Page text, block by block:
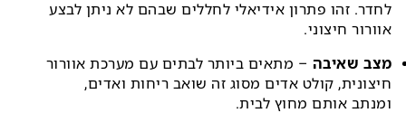
לחדר. זהו פתרון אידיאלי לחללים שבהם לא ניתן לבצע
אוורור חיצוני.
מצב שאיבה – מתאים ביותר לבתים עם מערכת אוורור
חיצונית, קולט אדים מסוג זה שואב ריחות ואדים,
ומנתב אותם מחוץ לבית.